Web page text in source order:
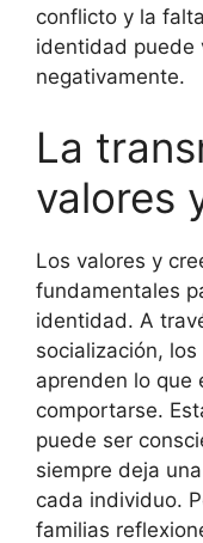
conflicto y la
identidad puede
negativamente.
La
valores
Los valores y
fundamentales
identidad. A
socialización,
aprenden lo que
comportarse.
puede ser
siempre deja
cada individuo.
familias